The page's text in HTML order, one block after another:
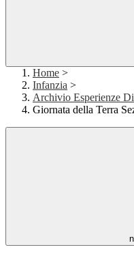
Home >
Infanzia >
Archivio Esperienze
Giornata della Terra